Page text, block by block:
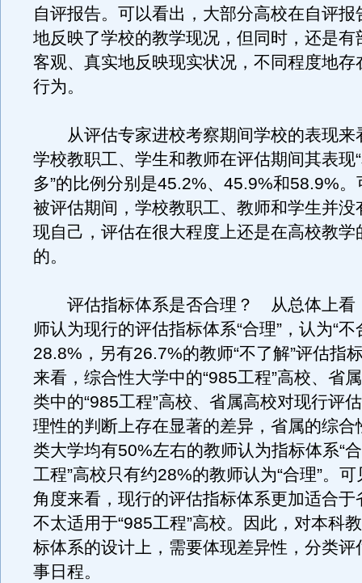
自评报告。可以看出，大部分高校在自评报
地反映了学校的教学现况，但同时，还是有
客观、真实地反映现实状况，不同程度地存
行为。
从评估专家进校考察期间学校的表现来
学校教职工、学生和教师在评估期间其表现
多”的比例分别是45.2%、45.9%和58.9%
被评估期间，学校教职工、教师和学生并没
现自己，评估在很大程度上还是在高校教学
的。
评估指标体系是否合理？ 从总体上看
师认为现行的评估指标体系“合理”，认为“不
28.8%，另有26.7%的教师“不了解”评估指
来看，综合性大学中的“985工程”高校、省
类中的“985工程”高校、省属高校对现行评
理性的判断上存在显著的差异，省属的综合
类大学均有50%左右的教师认为指标体系“
工程”高校只有约28%的教师认为“合理”。
角度来看，现行的评估指标体系更加适合于
不太适用于“985工程”高校。因此，对本科
标体系的设计上，需要体现差异性，分类评
事日程。